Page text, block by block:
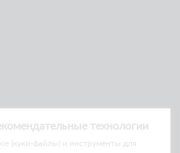
технологии
(куки-файлы) и инструменты для